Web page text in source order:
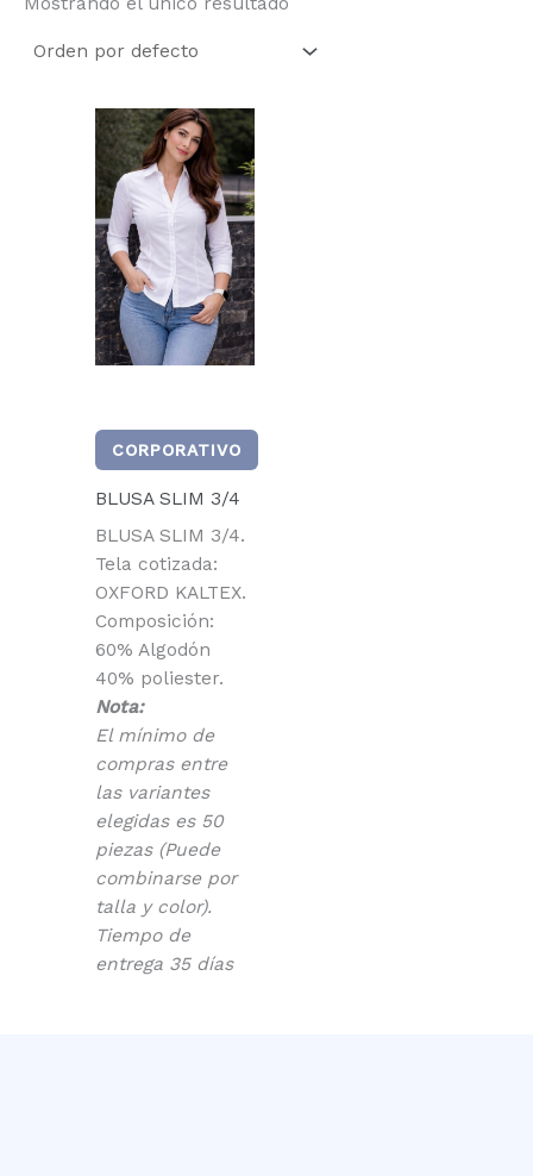
CORPORATIVO
BLUSA SLIM 3/4
BLUSA SLIM 3/4.
Tela cotizada:
OXFORD KALTEX.
Composición:
60% Algodón
40% poliester.
Nota:
El mínimo de
compras entre
las variantes
elegidas es 50
piezas (Puede
combinarse por
talla y color).
Tiempo de
entrega 35 días